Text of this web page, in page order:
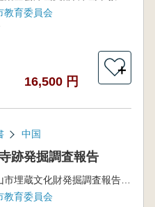
教育委員会
16,500 円
＋
中国
跡発掘調査報告
津山市埋蔵文化財発掘調査報告第12集
教育委員会